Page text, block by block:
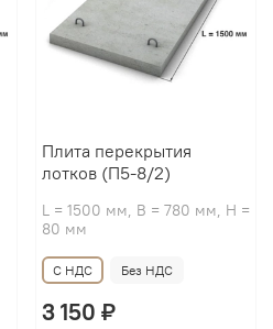
Плита перекрытия
лотков (П5-8/2)
L = 1500 мм, B = 780 мм, H =
80 мм
С НДС Без НДС
3 150 ₽